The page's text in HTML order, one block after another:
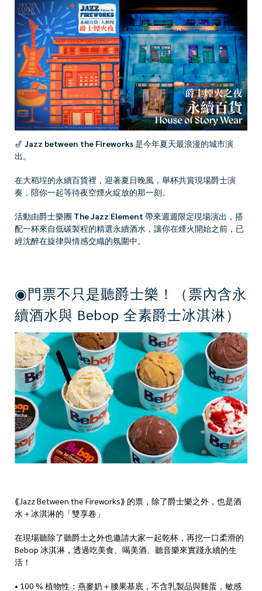
🎷 Jazz between the Fireworks是今年夏天最浪漫的城市演
出。
在大稻埕的永續百貨裡，迎著夏日晚風，舉杯共賞現場爵士演
奏，陪你一起等待夜空煙火綻放的那一刻。
活動由爵士樂團 The Jazz Element 帶來週週限定現場演出，搭
配一杯來自低碳製程的精選永續酒水，讓你在煙火開始之前，已
經沈醉在旋律與情感交織的氛圍中。
◉門票不只是聽爵士樂！（票內含永
續酒水與 Bebop 全素爵士冰淇淋）
⟪Jazz Between the Fireworks⟫ 的票，除了爵士樂之外，也是酒
水＋冰淇淋的「雙享卷」
在現場聽除了聽爵士之外也邀請大家一起乾杯，再挖一口柔滑的
Bebop 冰淇淋，透過吃美食、喝美酒、聽音樂來實踐永續的生
活！
• 100 % 植物性：燕麥奶＋腰果基底，不含乳製品與雞蛋，敏感